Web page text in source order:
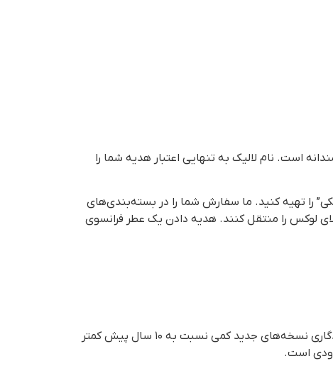
است. نام لالیک به تنهایی اعتبار هدیه شما را
“لالیک آمیتیس” یا “لالیک مشکی” را تهیه کنید. ما سفارش شما را در بسته‌بندی‌های
لوکس را منتقل کنند. هدیه دادن یک عطر فرانسوی
شرکت لالیک در سال‌های اخیر به دلیل قوانین بهداشتی اروپا، تغییراتی (ریفرمولاسیون) در عطرهایش داشته است. ماندگاری نسخه‌های جدید کمی نسبت به ۱۰ سال پیش کمتر
است.